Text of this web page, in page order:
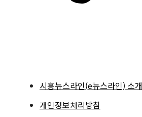
시흥뉴스라인(e뉴스라인) 소개
개인정보처리방침